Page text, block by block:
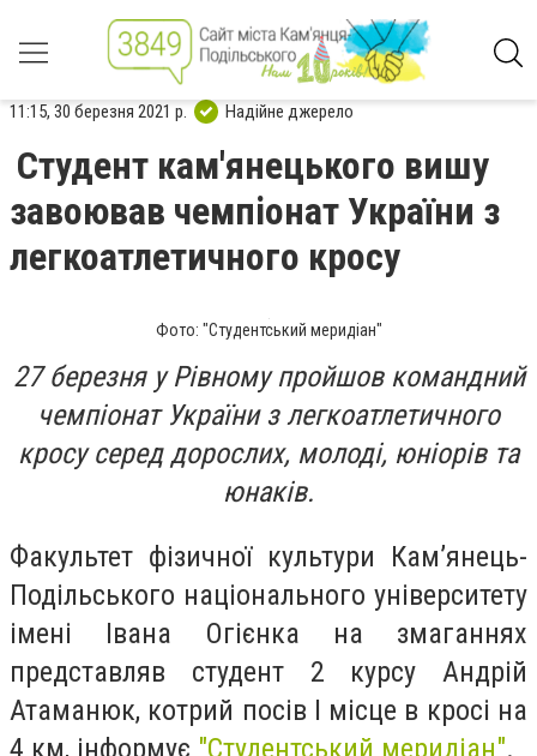
11:15, 30 березня 2021 р. Надійне джерело
Студент кам'янецького вишу
завоював чемпіонат України з
легкоатлетичного кросу
Фото: "Студентський меридіан"
27 березня у Рівному пройшов командний
чемпіонат України з легкоатлетичного
кросу серед дорослих, молоді, юніорів та
юнаків.
Факультет фізичної культури Кам’янець-
Подільського національного університету
імені Івана Огієнка на змаганнях
представляв студент 2 курсу Андрій
Атаманюк, котрий посів I місце в кросі на
4 км, інформує "Студентський меридіан".